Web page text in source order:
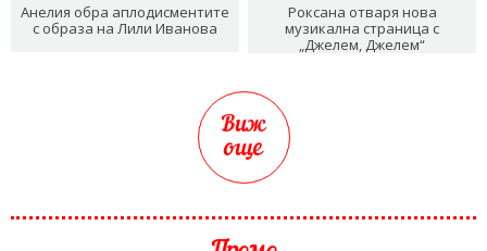
Анелия обра аплодисментите
с образа на Лили Иванова
Роксана отваря нова
музикална страница с
„Джелем, Джелем“
Виж
още